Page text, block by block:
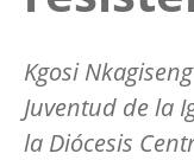
Kgosi
Juventud de la
la Diócesis